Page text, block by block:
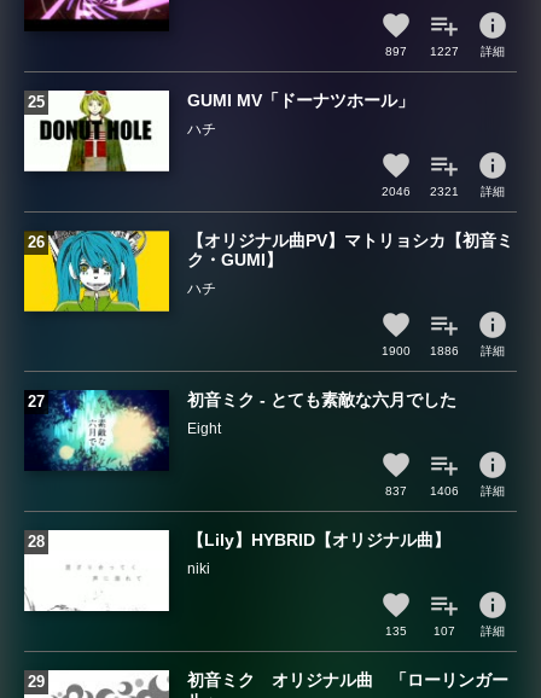
897 1227
info
詳細
GUMI MV「ドーナツホール」
ハチ
2046 2321
info
詳細
【オリジナル曲PV】マトリョシカ【初音ミ
ク・GUMI】
ハチ
1900 1886
info
詳細
初音ミク - とても素敵な六月でした
Eight
837 1406
info
詳細
【Lily】HYBRID【オリジナル曲】
niki
135 107
info
詳細
初音ミク オリジナル曲 「ローリンガー